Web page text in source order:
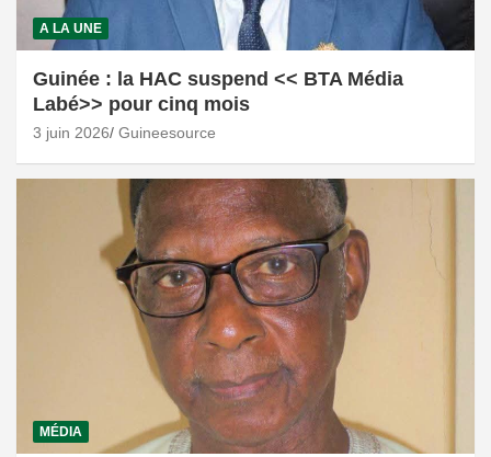
A LA UNE
Guinée : la HAC suspend << BTA Média
Labé>> pour cinq mois
3 juin 2026 Guineesource
MÉDIA